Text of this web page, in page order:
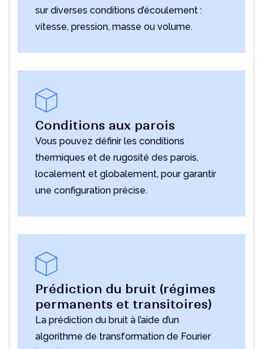
sur diverses conditions d’écoulement :
vitesse, pression, masse ou volume.
Conditions aux parois
Vous pouvez définir les conditions
thermiques et de rugosité des parois,
localement et globalement, pour garantir
une configuration précise.
Prédiction du bruit (régimes
permanents et transitoires)
La prédiction du bruit à l’aide d’un
algorithme de transformation de Fourier